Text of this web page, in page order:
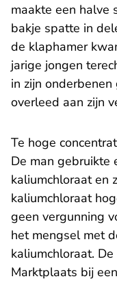
maakte een halve
bakje spatte in
de klaphamer
jarige jongen
in zijn
overleed aan zijn
Te hoge
De man gebruikte
kaliumchloraat en
kaliumchloraat
geen vergunning
het mengsel met
kaliumchloraat.
Marktplaats bij